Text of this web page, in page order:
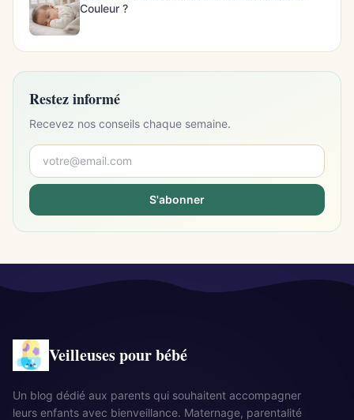
Couleur ?
Restez informé
Recevez nos conseils chaque semaine.
S'abonner
Veilleuses pour bébé
Un blog dédié aux parents qui souhaitent accompagner
leurs enfants avec bienveillance. Maternage, parentalité